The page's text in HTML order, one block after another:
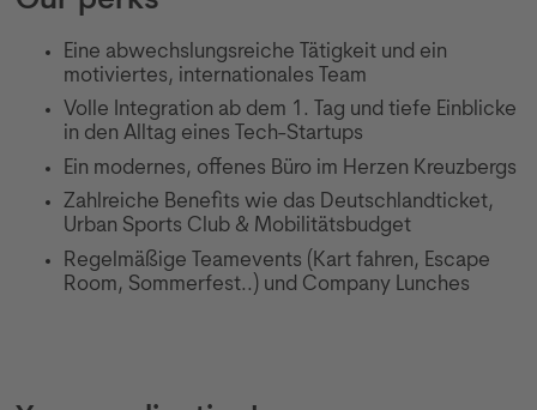
Eine abwechslungsreiche Tätigkeit und ein
motiviertes, internationales Team
Volle Integration ab dem 1. Tag und tiefe Einblicke
in den Alltag eines Tech-Startups
Ein modernes, offenes Büro im Herzen Kreuzbergs
Zahlreiche Benefits wie das Deutschlandticket,
Urban Sports Club & Mobilitätsbudget
Regelmäßige Teamevents (Kart fahren, Escape
Room, Sommerfest..) und Company Lunches